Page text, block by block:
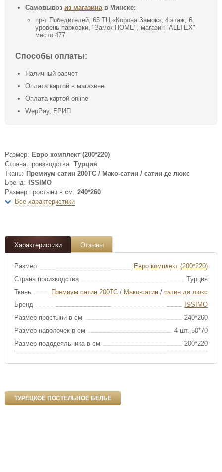
Самовывоз из магазинав Минске:
пр-т Победителей, 65 ТЦ «Корона Замок», 4 этаж, 6
уровень парковки, "Замок HOME", магазин "ALLTEX"
место 477
Способы оплаты:
Наличный расчет
Оплата картой в магазине
Оплата картой online
WepPay, ЕРИП
Размер: Евро комплект (200*220)
Страна производства: Турция
Ткань: Премиум сатин 200ТС / Мако-сатин / сатин де люкс
Бренд:
ISSIMO
Размер простыни в см: 240*260
Все характеристики
Характеристики Отзывы
Размер
Евро комплект (200*220)
Страна производства
Турция
Ткань
Премиум сатин 200ТС / Мако-сатин / сатин де люкс
Бренд
ISSIMO
Размер простыни в см
240*260
Размер наволочек в см
4 шт. 50*70
Размер пододеяльника в см
200*220
ТУРЕЦКОЕ ПОСТЕЛЬНОЕ БЕЛЬЕ